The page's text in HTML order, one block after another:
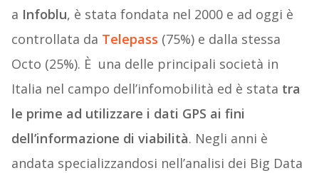
a Infoblu, è stata fondata nel 2000 e ad oggi è
controllata da Telepass (75%) e dalla stessa
Octo (25%). È una delle principali società in
Italia nel campo dell’infomobilità ed è stata tra
le prime ad utilizzare i dati GPS ai fini
dell’informazione di viabilità. Negli anni è
andata specializzandosi nell’analisi dei Big Data